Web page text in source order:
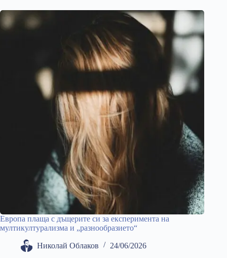
Европа плаща с дъщерите си за експеримента на
мултикултурализма и „разнообразието“
Николай Облаков 24/06/2026